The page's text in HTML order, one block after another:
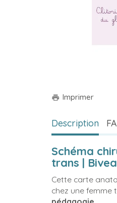
print Imprimer
Description
Schéma
trans |
Cette carte
chez une femme